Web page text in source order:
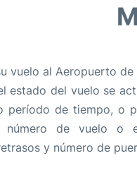
vuelo al Aeropuerto
estado del vuelo se
período de tiempo, o
de vuelo o
y número de